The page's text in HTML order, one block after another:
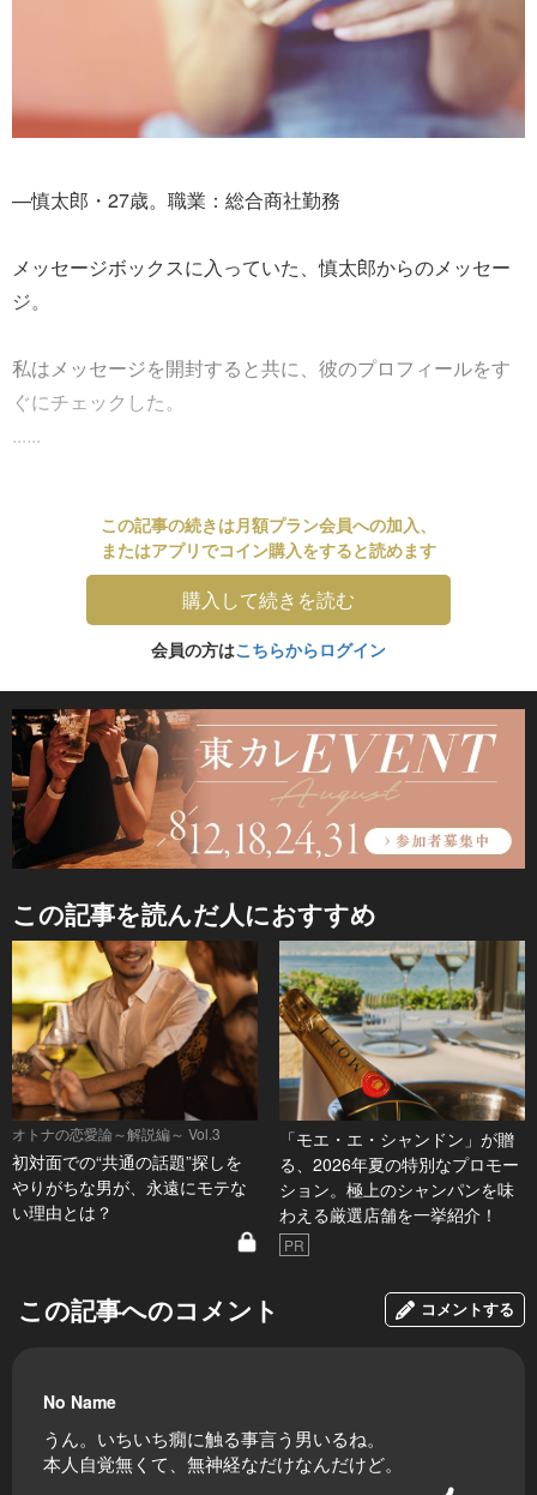
—慎太郎・27歳。職業：総合商社勤務
メッセージボックスに入っていた、慎太郎からのメッセー
ジ。
私はメッセージを開封すると共に、彼のプロフィールをす
ぐにチェックした。
......
この記事の続きは月額プラン会員への加入、
またはアプリでコイン購入をすると読めます
購入して続きを読む
会員の方はこちらからログイン
この記事を読んだ人におすすめ
オトナの恋愛論～解説編～ Vol.3
初対面での“共通の話題”探しを
やりがちな男が、永遠にモテな
い理由とは？
「モエ・エ・シャンドン」が贈
る、2026年夏の特別なプロモー
ション。極上のシャンパンを味
わえる厳選店舗を一挙紹介！
PR
この記事へのコメント コメントする
No Name
うん。いちいち癇に触る事言う男いるね。
本人自覚無くて、無神経なだけなんだけど。